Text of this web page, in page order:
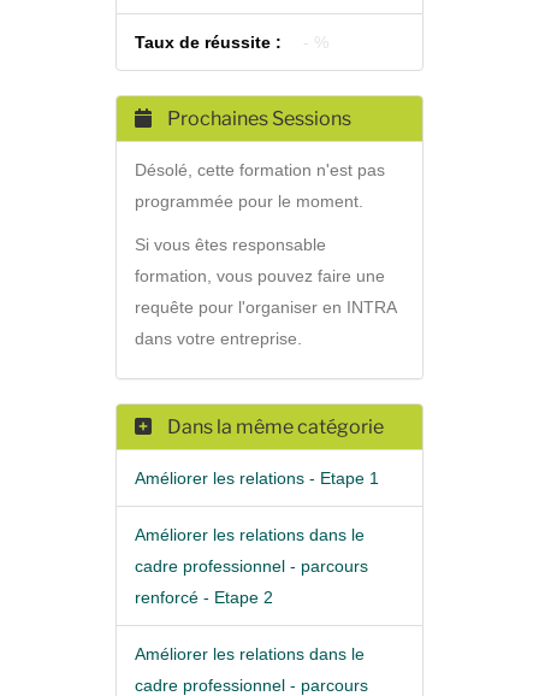
Taux de réussite : - %
Prochaines Sessions
Désolé, cette formation n'est pas
programmée pour le moment.
Si vous êtes responsable
formation, vous pouvez faire une
requête pour l'organiser en INTRA
dans votre entreprise.
Dans la même catégorie
Améliorer les relations - Etape 1
Améliorer les relations dans le
cadre professionnel - parcours
renforcé - Etape 2
Améliorer les relations dans le
cadre professionnel - parcours